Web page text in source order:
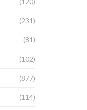
(231)
(81)
(102)
(877)
(114)